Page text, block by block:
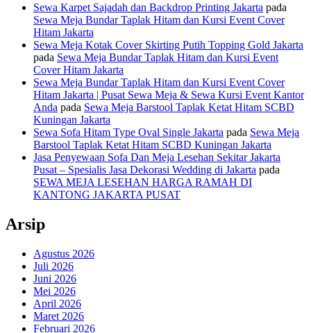
Sewa Karpet Sajadah dan Backdrop Printing Jakarta pada
Sewa Meja Bundar Taplak Hitam dan Kursi Event Cover
Hitam Jakarta
Sewa Meja Kotak Cover Skirting Putih Topping Gold Jakarta
pada Sewa Meja Bundar Taplak Hitam dan Kursi Event
Cover Hitam Jakarta
Sewa Meja Bundar Taplak Hitam dan Kursi Event Cover
Hitam Jakarta | Pusat Sewa Meja & Sewa Kursi Event Kantor
Anda pada Sewa Meja Barstool Taplak Ketat Hitam SCBD
Kuningan Jakarta
Sewa Sofa Hitam Type Oval Single Jakarta pada Sewa Meja
Barstool Taplak Ketat Hitam SCBD Kuningan Jakarta
Jasa Penyewaan Sofa Dan Meja Lesehan Sekitar Jakarta
Pusat – Spesialis Jasa Dekorasi Wedding di Jakarta pada
SEWA MEJA LESEHAN HARGA RAMAH DI
KANTONG JAKARTA PUSAT
Arsip
Agustus 2026
Juli 2026
Juni 2026
Mei 2026
April 2026
Maret 2026
Februari 2026